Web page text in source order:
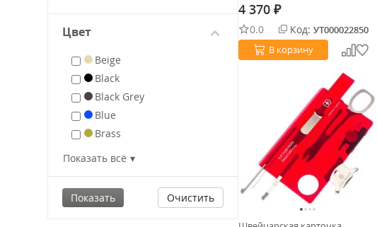
Цвет
Beige
Black
Black Grey
Blue
Brass
Brown
Camo
Cherry
Показать всё
Очистить
4 370 ₽
0.0 Код: УТ000022850
В корзину